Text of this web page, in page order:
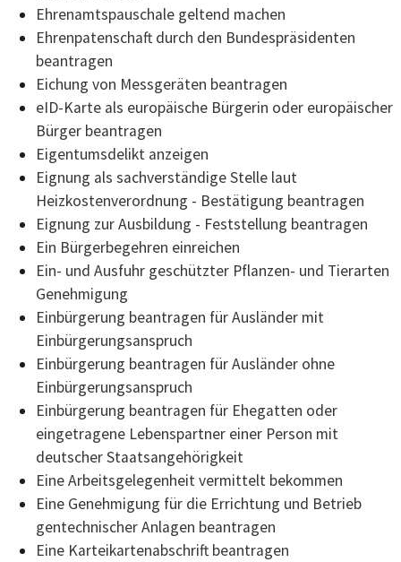
Ehrenamtspauschale geltend machen
Ehrenpatenschaft durch den Bundespräsidenten
beantragen
Eichung von Messgeräten beantragen
eID-Karte als europäische Bürgerin oder europäischer
Bürger beantragen
Eigentumsdelikt anzeigen
Eignung als sachverständige Stelle laut
Heizkostenverordnung - Bestätigung beantragen
Eignung zur Ausbildung - Feststellung beantragen
Ein Bürgerbegehren einreichen
Ein- und Ausfuhr geschützter Pflanzen- und Tierarten
Genehmigung
Einbürgerung beantragen für Ausländer mit
Einbürgerungsanspruch
Einbürgerung beantragen für Ausländer ohne
Einbürgerungsanspruch
Einbürgerung beantragen für Ehegatten oder
eingetragene Lebenspartner einer Person mit
deutscher Staatsangehörigkeit
Eine Arbeitsgelegenheit vermittelt bekommen
Eine Genehmigung für die Errichtung und Betrieb
gentechnischer Anlagen beantragen
Eine Karteikartenabschrift beantragen